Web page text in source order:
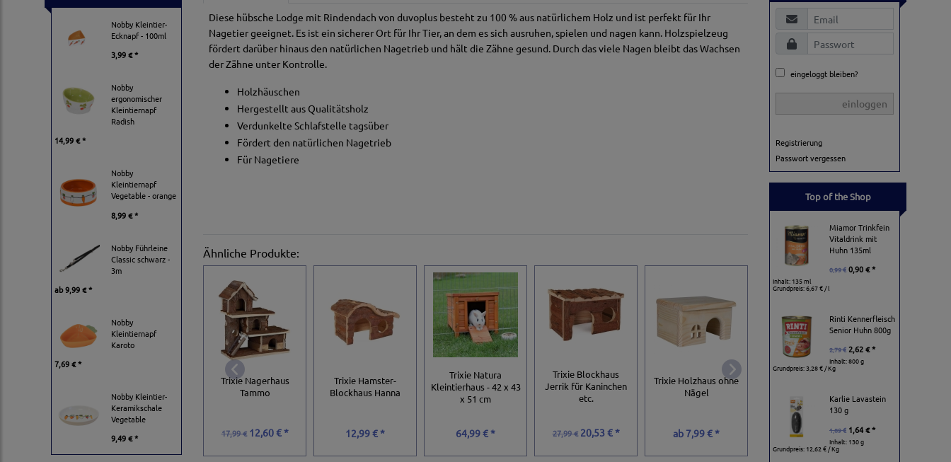
Nobby Kleintier-
Ecknapf - 100ml
3,99 € *
Nobby
ergonomischer
Kleintiernapf
Radish
14,99 € *
Nobby
Kleintiernapf
Vegetable - orange
8,99 € *
Nobby Führleine
Classic schwarz -
3m
ab9,99 € *
Nobby
Kleintiernapf
Karoto
7,69 € *
Nobby Kleintier-
Keramikschale
Vegetable
9,49 € *
Diese hübsche Lodge mit Rindendach von duvoplus besteht zu 100 % aus natürlichem Holz und ist perfekt für Ihr
Nagetier geeignet. Es ist ein sicherer Ort für Ihr Tier, an dem es sich ausruhen, spielen und nagen kann. Holzspielzeug
fördert darüber hinaus den natürlichen Nagetrieb und hält die Zähne gesund. Durch das viele Nagen bleibt das Wachsen
der Zähne unter Kontrolle.
Holzhäuschen
Hergestellt aus Qualitätsholz
Verdunkelte Schlafstelle tagsüber
Fördert den natürlichen Nagetrieb
Für Nagetiere
Ähnliche Produkte:
Trixie Nagerhaus
Tammo
17,99 €12,60 € *
Trixie Hamster-
Blockhaus Hanna
12,99 € *
Trixie Natura
Kleintierhaus - 42 x 43
x 51 cm
64,99 € *
Trixie Blockhaus
Jerrik für Kaninchen
etc.
27,99 €20,53 € *
Trixie Holzhaus ohne
Nägel
ab 7,99 € *
Trixie Futterhaus zum
dunkelbraun/weiß
64,99 €56,33 € *
eingeloggt bleiben?
einloggen
Registrierung
Passwort vergessen
Top of the Shop
Miamor Trinkfein
Vitaldrink mit
Huhn 135ml
0,99 € 0,90 € *
Inhalt: 135 ml
Grundpreis:6,67 € / l
Rinti Kennerfleisch
Senior Huhn 800g
2,79 € 2,62 € *
Inhalt: 800 g
Grundpreis:3,28 € / Kg
Karlie Lavastein
130 g
1,89 € 1,64 € *
Inhalt: 130 g
Grundpreis: 12,62 € / Kg